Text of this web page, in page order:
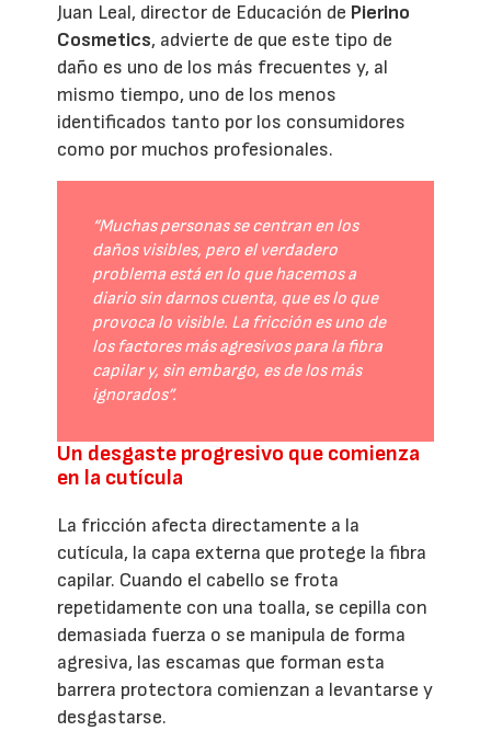
Juan Leal, director de Educación de Pierino
Cosmetics, advierte de que este tipo de
daño es uno de los más frecuentes y, al
mismo tiempo, uno de los menos
identificados tanto por los consumidores
como por muchos profesionales.
“Muchas personas se centran en los
daños visibles, pero el verdadero
problema está en lo que hacemos a
diario sin darnos cuenta, que es lo que
provoca lo visible. La fricción es uno de
los factores más agresivos para la fibra
capilar y, sin embargo, es de los más
ignorados”.
Un desgaste progresivo que comienza
en la cutícula
La fricción afecta directamente a la
cutícula, la capa externa que protege la fibra
capilar. Cuando el cabello se frota
repetidamente con una toalla, se cepilla con
demasiada fuerza o se manipula de forma
agresiva, las escamas que forman esta
barrera protectora comienzan a levantarse y
desgastarse.